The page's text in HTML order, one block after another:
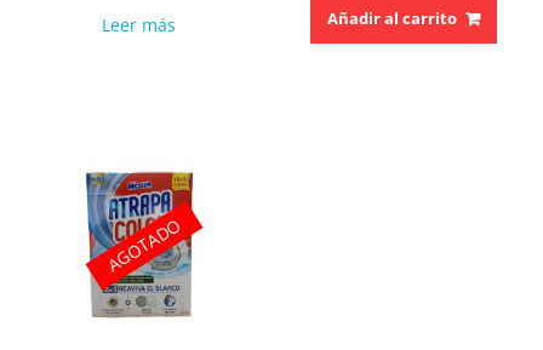
Leer más Añadir al carrito
AGOTADO